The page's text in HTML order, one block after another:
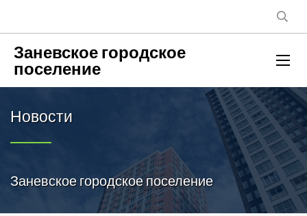
Заневское городское
поселение
Новости
Заневское городское поселение